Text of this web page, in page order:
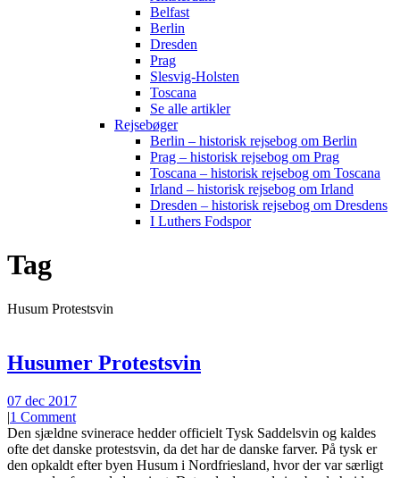
Belfast
Berlin
Dresden
Prag
Slesvig-Holsten
Toscana
Se alle artikler
Rejsebøger
Berlin – historisk rejsebog om Berlin
Prag – historisk rejsebog om Prag
Toscana – historisk rejsebog om Toscana
Irland – historisk rejsebog om Irland
Dresden – historisk rejsebog om Dresdens
I Luthers Fodspor
Tag
Husum Protestsvin
Husumer Protestsvin
07 dec 2017
|1 Comment
Den sjældne svinerace hedder officielt Tysk Saddelsvin og kaldes
ofte det danske protestsvin, da det har de danske farver. På tysk er
den opkaldt efter byen Husum i Nordfriesland, hvor der var særligt